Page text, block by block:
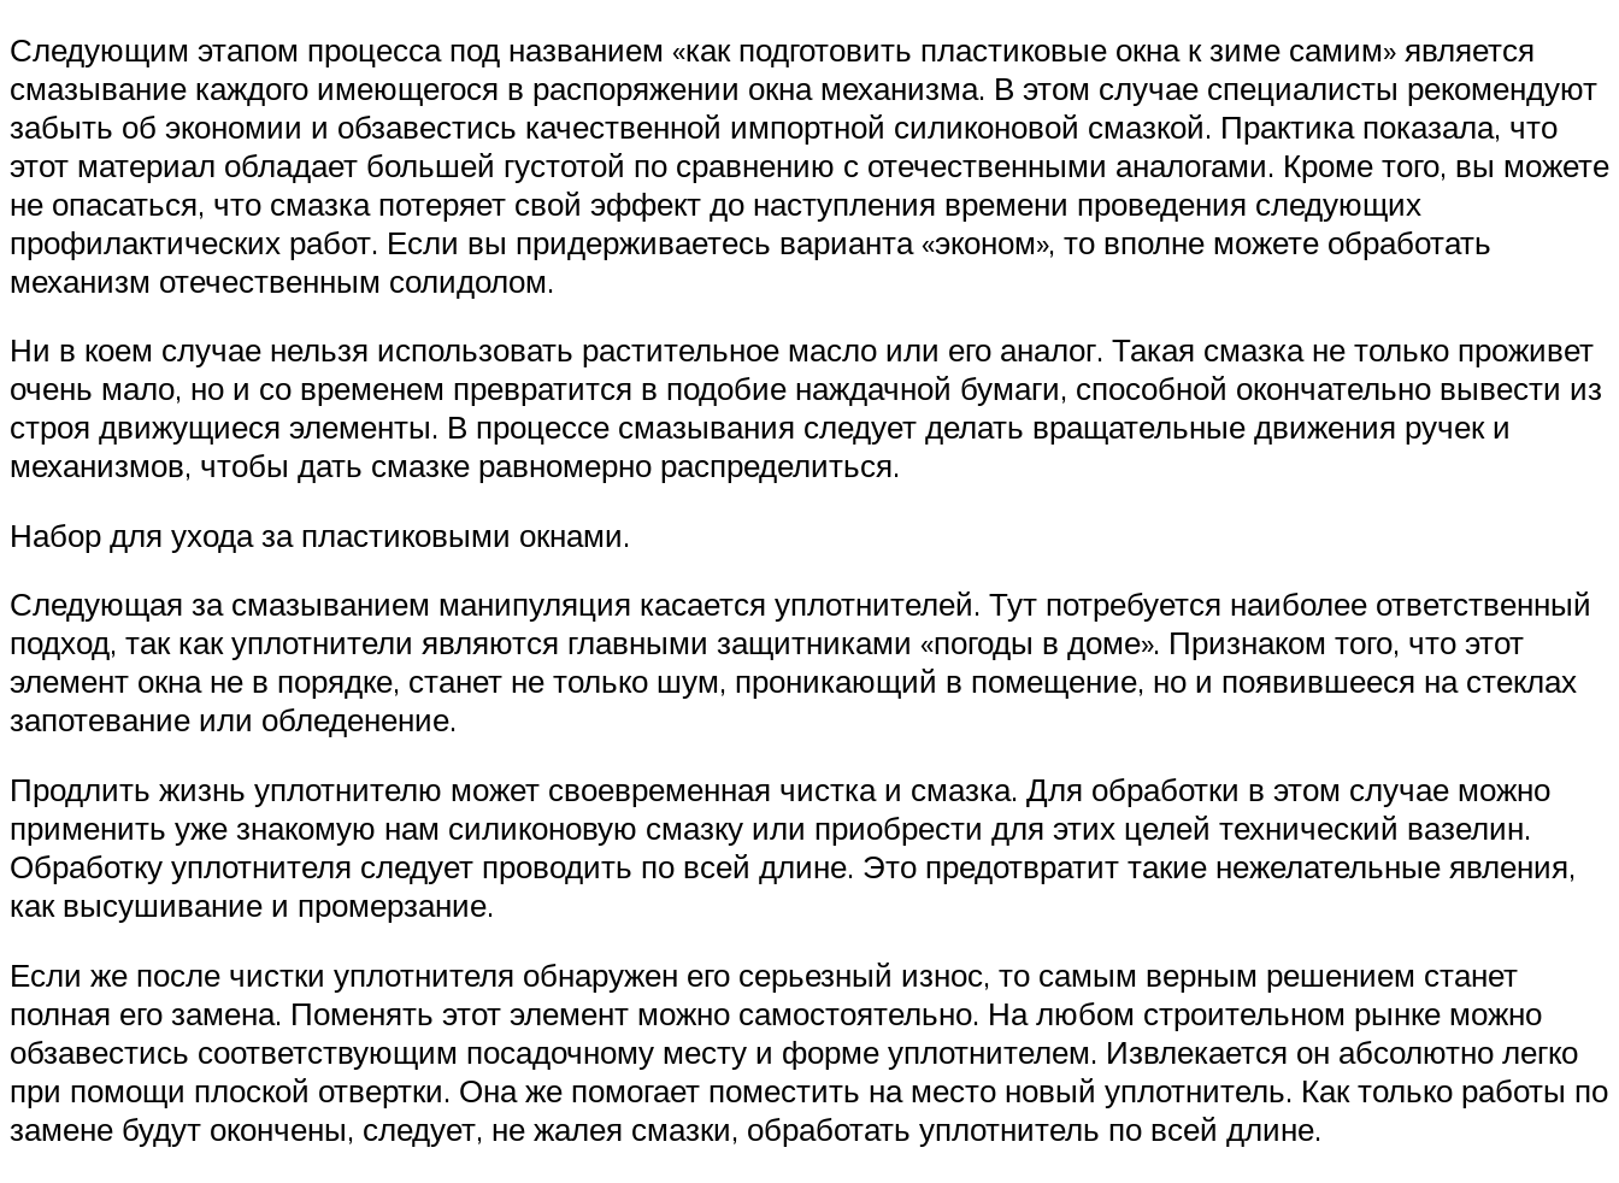
Следующим этапом процесса под названием «как подготовить пластиковые окна к зиме самим» является
смазывание каждого имеющегося в распоряжении окна механизма. В этом случае специалисты рекомендуют
забыть об экономии и обзавестись качественной импортной силиконовой смазкой. Практика показала, что
этот материал обладает большей густотой по сравнению с отечественными аналогами. Кроме того, вы можете
не опасаться, что смазка потеряет свой эффект до наступления времени проведения следующих
профилактических работ. Если вы придерживаетесь варианта «эконом», то вполне можете обработать
механизм отечественным солидолом.
Ни в коем случае нельзя использовать растительное масло или его аналог. Такая смазка не только проживет
очень мало, но и со временем превратится в подобие наждачной бумаги, способной окончательно вывести из
строя движущиеся элементы. В процессе смазывания следует делать вращательные движения ручек и
механизмов, чтобы дать смазке равномерно распределиться.
Набор для ухода за пластиковыми окнами.
Следующая за смазыванием манипуляция касается уплотнителей. Тут потребуется наиболее ответственный
подход, так как уплотнители являются главными защитниками «погоды в доме». Признаком того, что этот
элемент окна не в порядке, станет не только шум, проникающий в помещение, но и появившееся на стеклах
запотевание или обледенение.
Продлить жизнь уплотнителю может своевременная чистка и смазка. Для обработки в этом случае можно
применить уже знакомую нам силиконовую смазку или приобрести для этих целей технический вазелин.
Обработку уплотнителя следует проводить по всей длине. Это предотвратит такие нежелательные явления,
как высушивание и промерзание.
Если же после чистки уплотнителя обнаружен его серьезный износ, то самым верным решением станет
полная его замена. Поменять этот элемент можно самостоятельно. На любом строительном рынке можно
обзавестись соответствующим посадочному месту и форме уплотнителем. Извлекается он абсолютно легко
при помощи плоской отвертки. Она же помогает поместить на место новый уплотнитель. Как только работы по
замене будут окончены, следует, не жалея смазки, обработать уплотнитель по всей длине.